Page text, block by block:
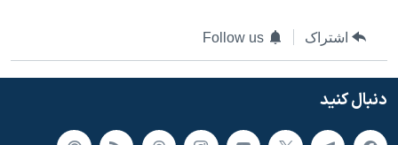
اشتراک Follow us
دنبال کنید